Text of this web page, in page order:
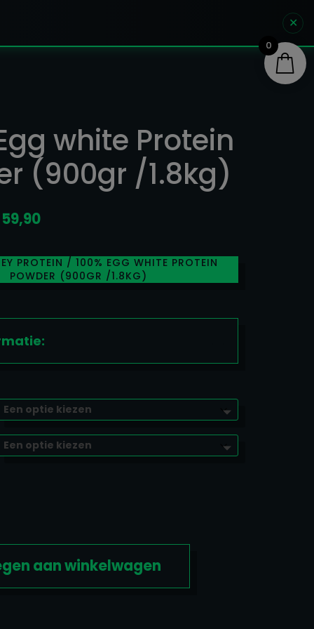
✕
white Protein
(900gr /1.8kg)
Prijsklasse:
tot
€ 59,90
PROTEIN / 100% EGG WHITE PROTEIN
POWDER (900GR /1.8KG)
aan winkelwagen
0